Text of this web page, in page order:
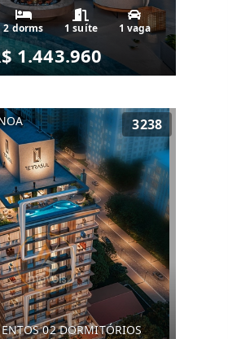
2 dorms 1 suíte 1 vaga
1.443.960
3238
02 DORMITÓRIOS